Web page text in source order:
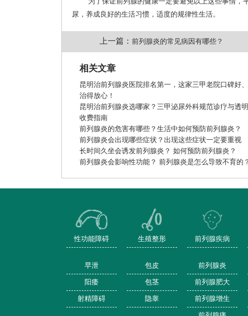
尿，养成良好的生活习惯，适度的规律性生活。
上一篇： 前列腺炎的常见病因有哪些？
相关文章
昆明治前列腺炎医院排名第一，这家三甲老院口碑好、
治得放心！
昆明治前列腺炎选哪家？三甲泌尿外科规范诊疗与透明
收费指南
前列腺炎的危害有哪些？生活中如何预防前列腺炎？
前列腺炎会出现哪些症状？出现这些症状一定要重视
长时间久坐会诱发前列腺炎？ 如何预防前列腺炎？
前列腺炎会影响性功能？ 前列腺炎是怎么导致不育的
性功能障碍
早泄
阳痿
射精障碍
生殖整形
包皮
包茎
隐睾
前列腺疾病
前列腺炎
前列腺肥大
前列腺增生